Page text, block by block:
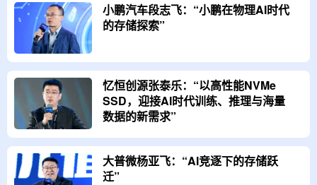
小鹏汽车段志飞：“小鹏在物理AI时代
的存储探索”
忆恒创源张泰乐：“以高性能NVMe
SSD，迎接AI时代训练、推理与海量
数据的新需求”
大普微杨亚飞：“AI竞逐下的存储跃
迁”